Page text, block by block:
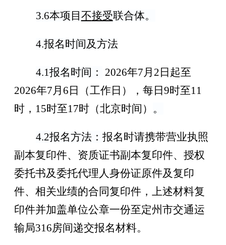
3.6本项目不接受联合体。
4.报名时间及方法
4.1报名时间： 2026年7月 2 日起至
2026年7月 6 日 （工作日 ） ，每日 9时至11
时， 15时至17时（北京时间） 。
4.2报名方法： 报名时请携带营业执照
副本复印件、 资质证书副本复印件、授权
委托书及委托代理人身份证原件及复印
件、相关业绩的合同复印件 ， 上述材料复
印件并加盖单位公章一份至定州市交通运
输局316房间递交报名材料。